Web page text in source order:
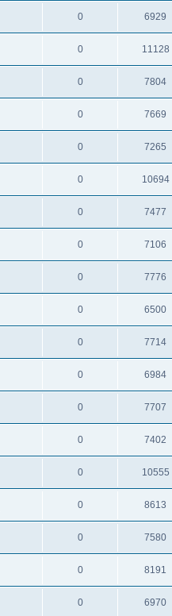
0 6929
0 11128
0 7804
0 7669
0 7265
0 10694
0 7477
0 7106
0 7776
0 6500
0 7714
0 6984
0 7707
0 7402
0 10555
0 8613
0 7580
0 8191
0 6970